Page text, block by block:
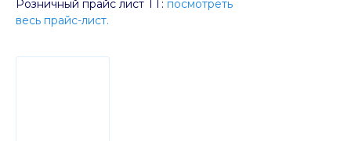
Розничный прайс лист ТТ: посмотреть
весь прайс-лист.